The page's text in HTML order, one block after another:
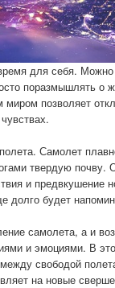
для себя. Можно
поразмышлять о
позволяет
Самолет
твердую
и предвкушение
долго будет
самолета, а и
и эмоциями. В
свободой
на новые